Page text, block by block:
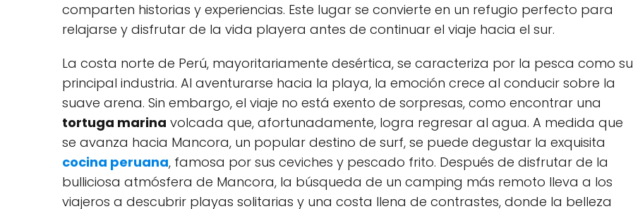
comparten⁤ historias y experiencias. Este lugar se convierte en un refugio perfecto para
relajarse y disfrutar de la vida playera antes de continuar el viaje hacia ​el sur.
La costa norte de Perú, mayoritariamente desértica, se caracteriza por​ la pesca como su
principal⁣ industria. Al aventurarse hacia‌ la ‌playa, la emoción crece al conducir sobre la
suave arena. Sin embargo, el viaje no está exento ⁤de sorpresas, como ​encontrar una
tortuga marina volcada​ que, afortunadamente, logra regresar al agua. A ​medida que⁤
se avanza hacia Mancora,⁢ un popular destino de ⁤surf, se puede‍ degustar la exquisita
cocina peruana, famosa por sus ceviches y pescado frito. Después de disfrutar de la
bulliciosa atmósfera de Mancora, la búsqueda de un camping más remoto lleva a los
⁣viajeros a descubrir playas solitarias y una costa llena de contrastes, donde​ la belleza